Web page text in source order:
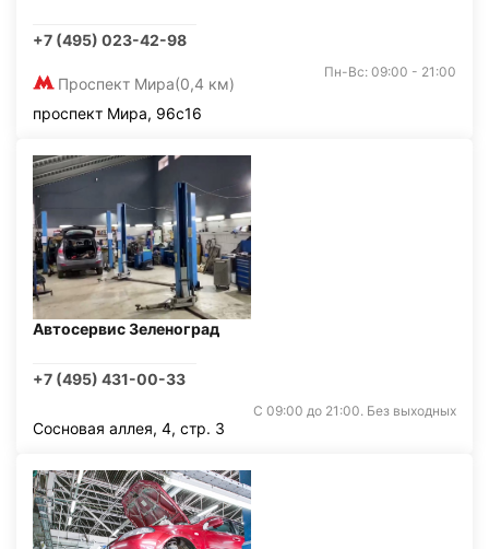
+7 (495) 023-42-98
Проспект Мира(0,4 км)
Пн-Вс: 09:00 - 21:00
проспект Мира, 96с16
Автосервис Зеленоград
+7 (495) 431-00-33
С 09:00 до 21:00. Без выходных
Сосновая аллея, 4, стр. 3